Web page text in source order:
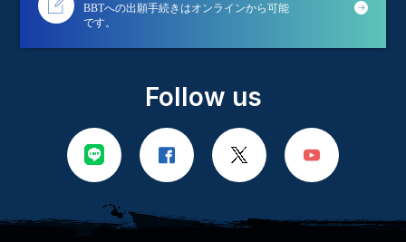
BBTへの出願手続きはオンラインから可能
です。
Follow us